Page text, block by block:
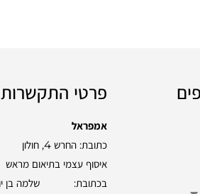
פרטי התקשרות
אמפראל
כתובת: החרש 4, חולון
איסוף עצמי בתיאום מראש